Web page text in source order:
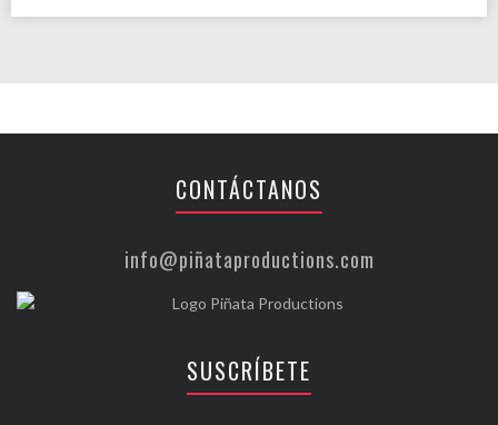
CONTÁCTANOS
info@piñataproductions.com
SUSCRÍBETE